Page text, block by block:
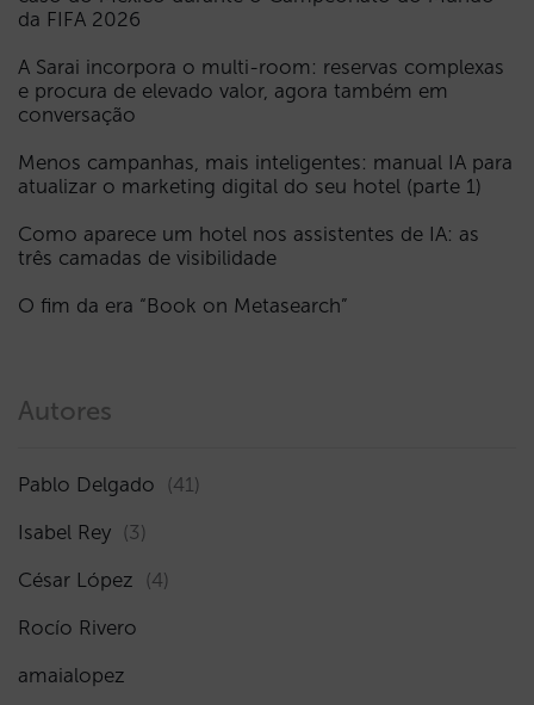
da FIFA 2026
A Sarai incorpora o multi-room: reservas complexas
e procura de elevado valor, agora também em
conversação
Menos campanhas, mais inteligentes: manual IA para
atualizar o marketing digital do seu hotel (parte 1)
Como aparece um hotel nos assistentes de IA: as
três camadas de visibilidade
O fim da era “Book on Metasearch”
Autores
Pablo Delgado (41)
Isabel Rey (3)
César López (4)
Rocío Rivero
amaialopez